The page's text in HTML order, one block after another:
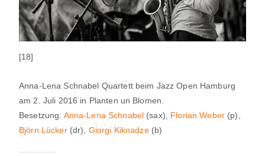
[18]
Anna-Lena Schnabel Quartett beim Jazz Open Hamburg
am 2. Juli 2016 in Planten un Blomen.
Besetzung: Anna-Lena Schnabel (sax), Florian Weber (p),
Björn Lücker(dr), Giorgi Kiknadze(b)